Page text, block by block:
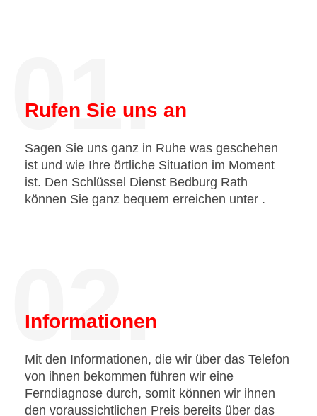
01.
Rufen Sie uns an
Sagen Sie uns ganz in Ruhe was geschehen
ist und wie Ihre örtliche Situation im Moment
ist. Den Schlüssel Dienst Bedburg Rath
können Sie ganz bequem erreichen unter .
02.
Informationen
Mit den Informationen, die wir über das Telefon
von ihnen bekommen führen wir eine
Ferndiagnose durch, somit können wir ihnen
den voraussichtlichen Preis bereits über das